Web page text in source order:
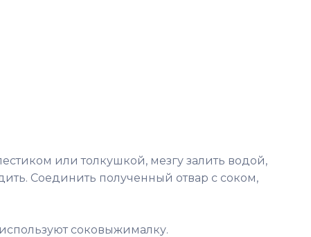
или толкушкой, мезгу залить водой,
Соединить полученный отвар с соком,
соковыжималку.